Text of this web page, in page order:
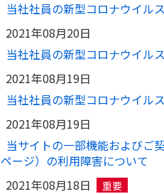
当社社員の新型コロナウイル
2021年08月20日
当社社員の新型コロナウイル
2021年08月19日
当社社員の新型コロナウイル
2021年08月19日
当サイトの一部機能およびご
ページ）の利用障害について
2021年08月18日
重要